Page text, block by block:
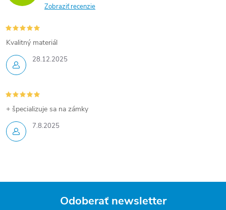
Zobraziť recenzie
28.12.2025
Kvalitný materiál
7.8.2025
+ špecializuje sa na zámky
Odoberať newsletter